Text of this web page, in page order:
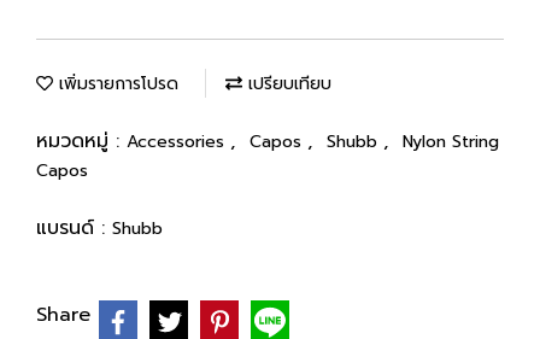
เพิ่มรายการโปรด เปรียบเทียบ
หมวดหมู่ : Accessories , Capos , Shubb , Nylon String
Capos
แบรนด์ : Shubb
Share